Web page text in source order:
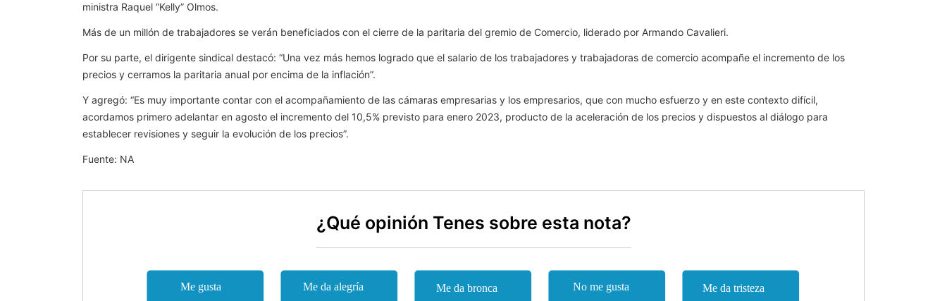
ministra Raquel “Kelly” Olmos.
Más de un millón de trabajadores se verán beneficiados con el cierre de la paritaria del gremio de Comercio, liderado por Armando Cavalieri.
Por su parte, el dirigente sindical destacó: “Una vez más hemos logrado que el salario de los trabajadores y trabajadoras de comercio acompañe el incremento de los
precios y cerramos la paritaria anual por encima de la inflación”.
Y agregó: “Es muy importante contar con el acompañamiento de las cámaras empresarias y los empresarios, que con mucho esfuerzo y en este contexto difícil,
acordamos primero adelantar en agosto el incremento del 10,5% previsto para enero 2023, producto de la aceleración de los precios y dispuestos al diálogo para
establecer revisiones y seguir la evolución de los precios”.
Fuente: NA
¿Qué opinión Tenes sobre esta nota?